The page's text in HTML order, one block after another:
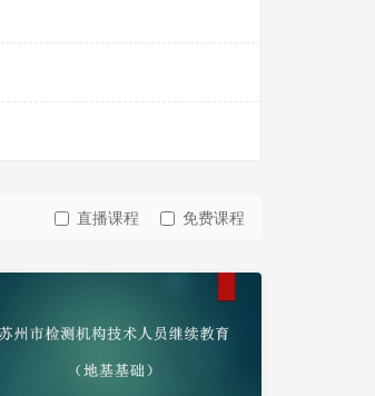
直播课程 免费课程